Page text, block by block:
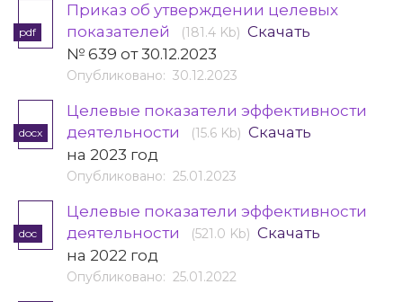
pdf
Приказ об утверждении целевых
показателей
(181.4 Kb) Скачать
№ 639 от 30.12.2023
Опубликовано: 30.12.2023
docx
Целевые показатели эффективности
деятельности
(15.6 Kb) Скачать
на 2023 год
Опубликовано: 25.01.2023
doc
Целевые показатели эффективности
деятельности
(521.0 Kb) Скачать
на 2022 год
Опубликовано: 25.01.2022